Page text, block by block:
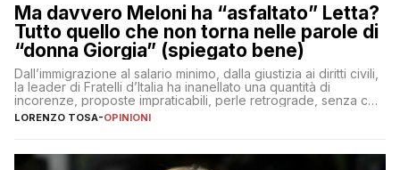
Ma davvero Meloni ha “asfaltato” Letta?
Tutto quello che non torna nelle parole di
“donna Giorgia” (spiegato bene)
Dall’immigrazione al salario minimo, dalla giustizia ai diritti civili,
la leader di Fratelli d’Italia ha inanellato una quantità di
incorenze, proposte impraticabili, perle retrograde, senza che
nessuno – a destra come a sinistra – glielo abbia fatto notare
LORENZO TOSA-OPINIONI